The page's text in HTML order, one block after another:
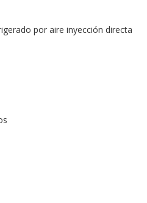
por aire inyección directa